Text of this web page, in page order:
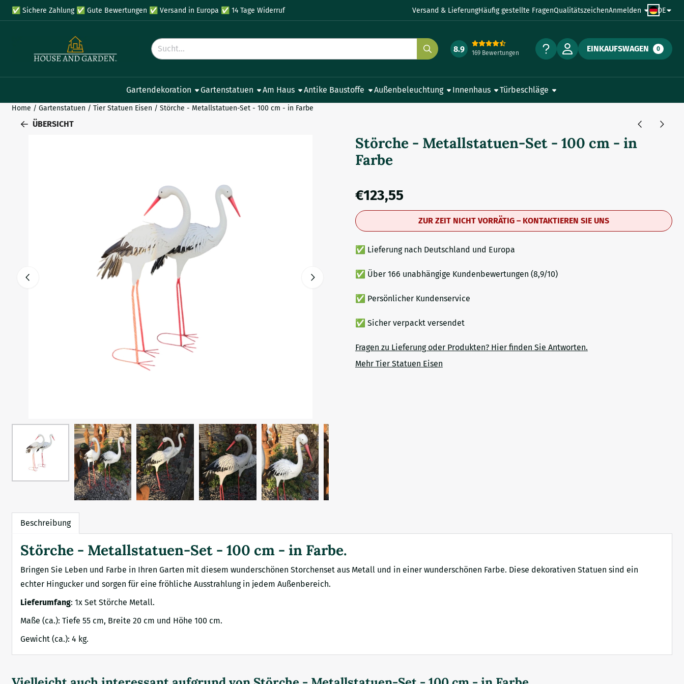
Cookie-Einstellungen verfügbar. Einstellungen wählen oder alle Cookies zulassen.
✅Sichere Zahlung✅Gute Bewertungen ✅Versand in Europa ✅14 Tage Widerruf Versand & LieferungHäufig gestellte FragenQualitätszeichenAnmelden DE
Suche
8.9 169 Bewertungen EINKAUFSWAGEN 0
Gartendekoration Gartenstatuen Am Haus Antike Baustoffe Außenbeleuchtung Innenhaus Türbeschläge
Home / Gartenstatuen / Tier Statuen Eisen / Störche - Metallstatuen-Set - 100 cm - in Farbe
ÜBERSICHT
Störche - Metallstatuen-Set - 100 cm - in
Farbe
€123,55
ZUR ZEIT NICHT VORRÄTIG – KONTAKTIEREN SIE UNS
✅ Lieferung nach Deutschland und Europa
✅ Über 166 unabhängige Kundenbewertungen (8,9/10)
✅ Persönlicher Kundenservice
✅ Sicher verpackt versendet
Fragen zu Lieferung oder Produkten? Hier finden Sie Antworten.
Mehr Tier Statuen Eisen
Beschreibung
Störche - Metallstatuen-Set - 100 cm - in Farbe.
Bringen Sie Leben und Farbe in Ihren Garten mit diesem wunderschönen Storchenset aus Metall und in einer wunderschönen Farbe. Diese dekorativen Statuen sind ein
echter Hingucker und sorgen für eine fröhliche Ausstrahlung in jedem Außenbereich.
Lieferumfang: 1x Set Störche Metall.
Maße (ca.): Tiefe 55 cm, Breite 20 cm und Höhe 100 cm.
Gewicht (ca.): 4 kg.